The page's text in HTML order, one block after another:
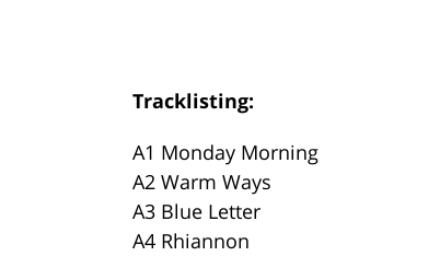
Tracklisting:
A1 Monday Morning
A2 Warm Ways
A3 Blue Letter
A4 Rhiannon